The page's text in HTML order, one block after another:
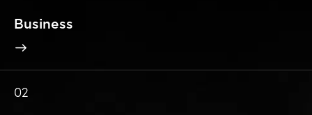
Business
02